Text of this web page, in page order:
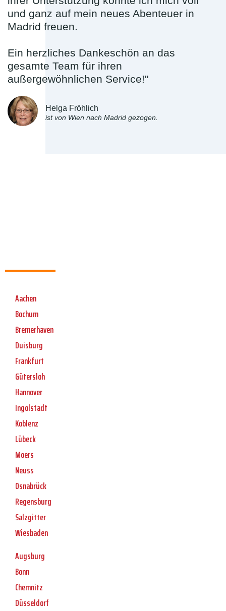
und ganz auf mein neues Abenteuer in
Madrid freuen.
Ein herzliches Dankeschön an das
gesamte Team für ihren
außergewöhnlichen Service!"
Helga Fröhlich
ist von Wien nach Madrid gezogen.
Aachen
Bochum
Bremerhaven
Duisburg
Frankfurt
Gütersloh
Hannover
Ingolstadt
Koblenz
Lübeck
Moers
Neuss
Osnabrück
Regensburg
Salzgitter
Wiesbaden
Augsburg
Bonn
Chemnitz
Düsseldorf